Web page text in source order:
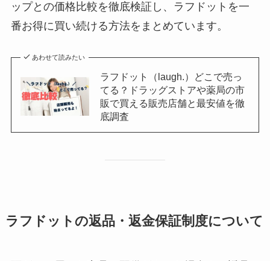
ップとの価格比較を徹底検証し、ラフドットを一
番お得に買い続ける方法をまとめています。
あわせて読みたい
ラフドット（laugh.）どこで売っ
てる？ドラッグストアや薬局の市
販で買える販売店舗と最安値を徹
底調査
ラフドットの返品・返金保証制度について